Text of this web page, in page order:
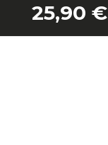
25,90 €